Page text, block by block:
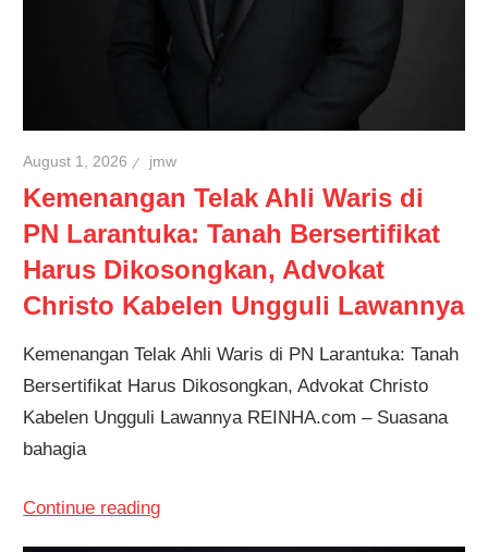
August 1, 2026 jmw
Kemenangan Telak Ahli Waris di
PN Larantuka: Tanah Bersertifikat
Harus Dikosongkan, Advokat
Christo Kabelen Ungguli Lawannya
Kemenangan Telak Ahli Waris di PN Larantuka: Tanah
Bersertifikat Harus Dikosongkan, Advokat Christo
Kabelen Ungguli Lawannya REINHA.com – Suasana
bahagia
Continue reading